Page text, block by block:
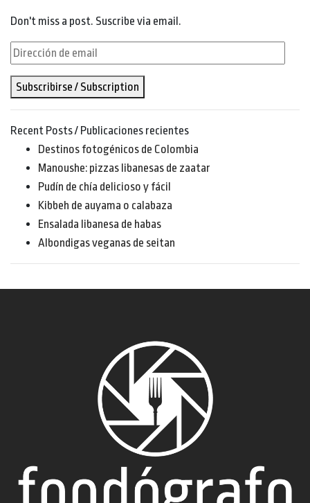
Don't miss a post. Suscribe via email.
Dirección
email
Subscribirse / Subscription
Recent Posts / Publicaciones recientes
Destinos fotogénicos de Colombia
Manoushe: pizzas libanesas de zaatar
Pudín de chía delicioso y fácil
Kibbeh de auyama o calabaza
Ensalada libanesa de habas
Albondigas veganas de seitan